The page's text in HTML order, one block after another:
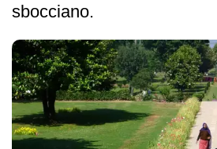
sbocciano.